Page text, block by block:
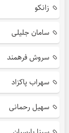
زانکو
سامان جلیلی
سروش فرهمند
سهراب پاکزاد
سهیل رحمانی